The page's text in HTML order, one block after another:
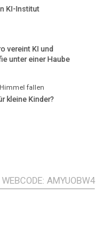
KI-Institut
vereint KI und
unter einer Haube
fallen
kleine Kinder?
WEBCODE AMYUOBW4